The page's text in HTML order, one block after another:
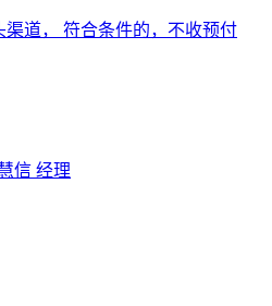
道， 符合条件的，不收预付
信 经理